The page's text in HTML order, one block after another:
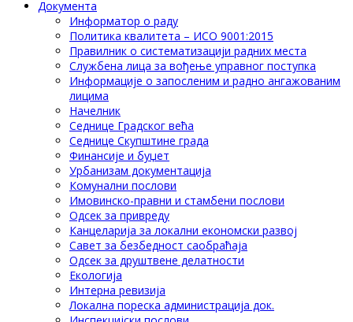
Документа
Информатор о раду
Политика квалитета – ИСО 9001:2015
Правилник о систематизацији радних места
Службена лица за вођење управног поступка
Информације о запосленим и радно ангажованим
лицима
Начелник
Седнице Градског већа
Седнице Скупштине града
Финансије и буџет
Урбанизам документација
Комунални послови
Имовинско-правни и стамбени послови
Одсек за привреду
Канцеларија за локални економски развој
Савет за безбедност саобраћаја
Одсек за друштвене делатности
Eкологија
Интерна ревизија
Локална пореска администрација док.